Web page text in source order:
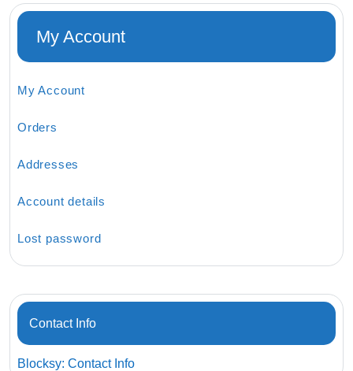
My Account
My Account
Orders
Addresses
Account details
Lost password
Contact Info
Blocksy: Contact Info